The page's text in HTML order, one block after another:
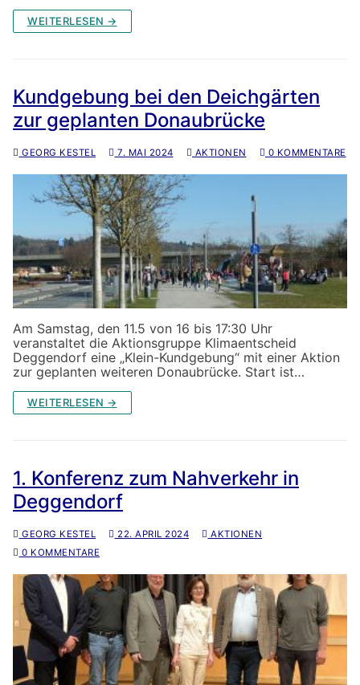
WEITERLESEN →
Kundgebung bei den Deichgärten
zur geplanten Donaubrücke
GEORG KESTEL 7. MAI 2024 AKTIONEN 0 KOMMENTARE
Am Samstag, den 11.5 von 16 bis 17:30 Uhr
veranstaltet die Aktionsgruppe Klimaentscheid
Deggendorf eine „Klein-Kundgebung“ mit einer Aktion
zur geplanten weiteren Donaubrücke. Start ist…
WEITERLESEN →
1. Konferenz zum Nahverkehr in
Deggendorf
GEORG KESTEL 22. APRIL 2024
AKTIONEN
0 KOMMENTARE